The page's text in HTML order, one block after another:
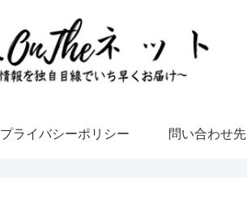
プライバシーポリシー 問い合わせ先